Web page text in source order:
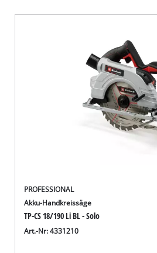
PROFESSIONAL
Akku-Handkreissäge
TP-CS 18/190 Li BL - Solo
Art.-Nr: 4331210